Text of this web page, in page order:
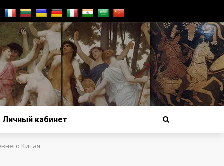
Личный кабинет
Китая